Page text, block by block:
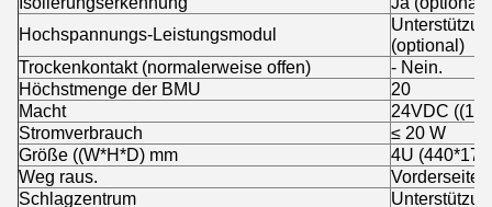
Hochspannungs-Leistungsmodul
(optional)
Trockenkontakt (normalerweise offen)
- Nein.
Höchstmenge der BMU
20
Macht
24VDC
Stromverbrauch
≤ 20 W
Größe ((W*H*D) mm
4U
Weg raus.
Vorderseite
Schlagzentrum